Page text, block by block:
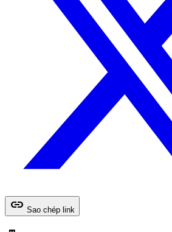
link Sao chép link